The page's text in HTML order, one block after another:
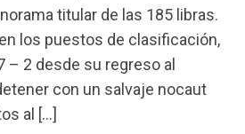
titular de las 185 libras.
los puestos de clasificación,
– 2 desde su regreso al
con un salvaje nocaut
al […]